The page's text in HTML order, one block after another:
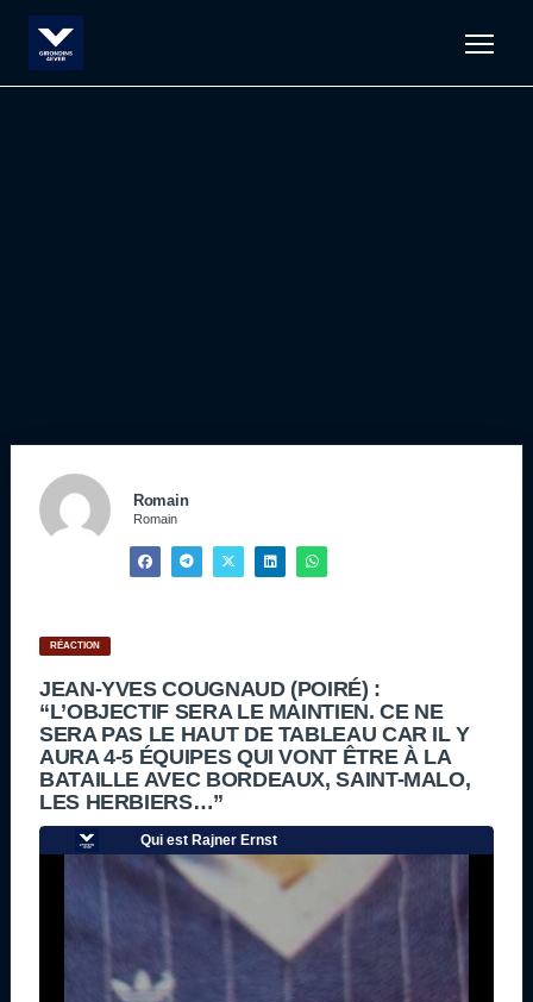
Romain
Romain
RÉACTION
JEAN-YVES COUGNAUD (POIRÉ) :
“L’OBJECTIF SERA LE MAINTIEN. CE NE
SERA PAS LE HAUT DE TABLEAU CAR IL Y
AURA 4-5 ÉQUIPES QUI VONT ÊTRE À LA
BATAILLE AVEC BORDEAUX, SAINT-MALO,
LES HERBIERS…”